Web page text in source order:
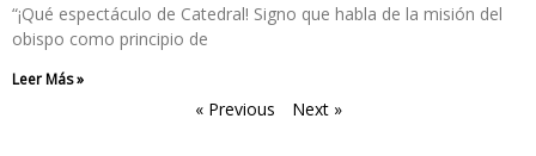
“¡Qué espectáculo de Catedral! Signo que habla de la misión del
obispo como principio de
Leer Más »
« Previous Next »